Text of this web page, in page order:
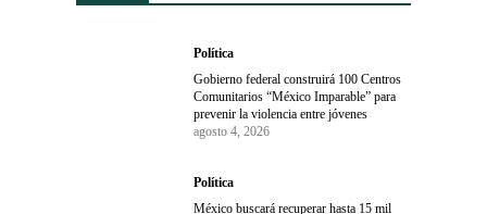
Política
Gobierno federal construirá 100 Centros
Comunitarios “México Imparable” para
prevenir la violencia entre jóvenes
agosto 4, 2026
Política
México buscará recuperar hasta 15 mil